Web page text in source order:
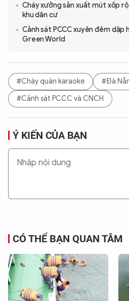
Cháy xưởng sản xuất mút xốp
khu dân cư
Cảnh sát PCCC xuyên đêm dập
Green World
#Cháy quán karaoke
#Đà
#Cảnh sát PCCC và CNCH
Ý KIẾN CỦA BẠN
CÓ THỂ BẠN QUAN TÂM